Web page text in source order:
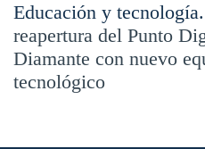
Educación y tecnología.
reapertura del Punto
Diamante con nuevo
tecnológico